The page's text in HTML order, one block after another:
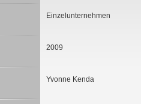
Einzelunternehmen
2009
Yvonne Kenda